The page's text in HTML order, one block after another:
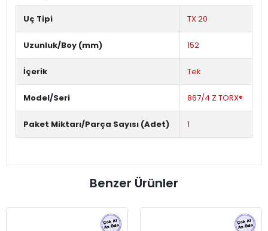
Uç Tipi TX 20
Uzunluk/Boy (mm) 152
İçerik Tek
Model/Seri 867/4 Z TORX®
Paket Miktarı/Parça Sayısı (Adet) 1
Benzer Ürünler